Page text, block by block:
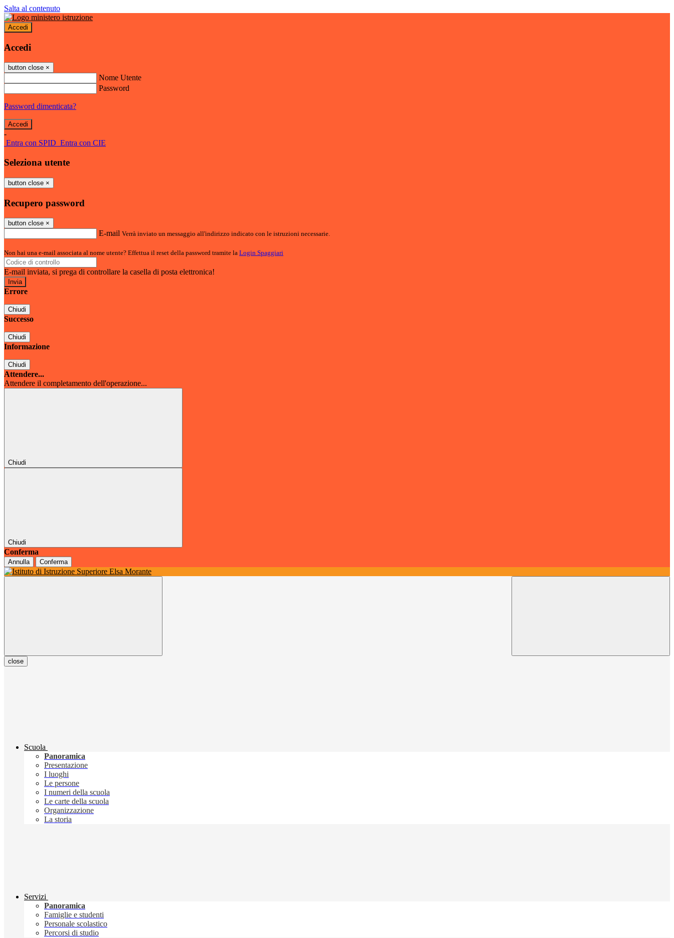
Salta al contenuto
Accedi
Accedi
button close ×
Nome Utente
Password
Password dimenticata?
-
Entra con SPID Entra con CIE
Seleziona utente
button close ×
Recupero password
button close ×
E-mail Verrà inviato un messaggio all'indirizzo indicato con le istruzioni necessarie.
Non hai una e-mail associata al nome utente? Effettua il reset della password tramite la Login Spaggiari
E-mail inviata, si prega di controllare la casella di posta elettronica!
Errore
Chiudi
Successo
Chiudi
Informazione
Chiudi
Attendere...
Attendere il completamento dell'operazione...
Chiudi
Chiudi
Conferma
Annulla Conferma
close
Scuola
Panoramica
Presentazione
I luoghi
Le persone
I numeri della scuola
Le carte della scuola
Organizzazione
La storia
Servizi
Panoramica
Famiglie e studenti
Personale scolastico
Percorsi di studio